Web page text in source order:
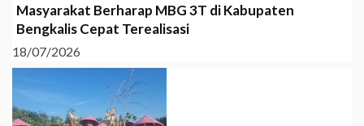
Masyarakat Berharap MBG 3T di Kabupaten
Bengkalis Cepat Terealisasi
18/07/2026